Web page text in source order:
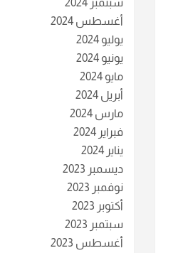
أغسطس 2024
يوليو 2024
يونيو 2024
مايو 2024
أبريل 2024
مارس 2024
فبراير 2024
يناير 2024
ديسمبر 2023
نوفمبر 2023
أكتوبر 2023
سبتمبر 2023
أغسطس 2023